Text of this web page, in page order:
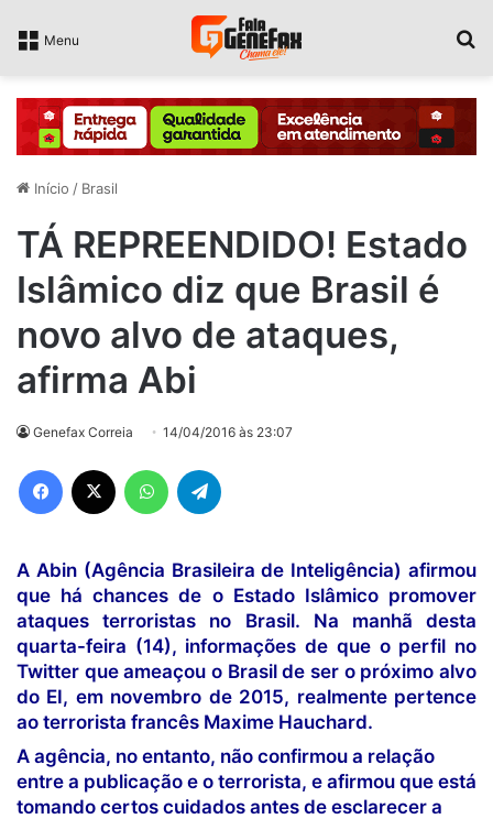
Menu
Início / Brasil
TÁ REPREENDIDO! Estado
Islâmico diz que Brasil é
novo alvo de ataques,
afirma Abi
Genefax Correia 14/04/2016 às 23:07
Facebook WhatsApp
A Abin (Agência Brasileira de Inteligência) afirmou
que há chances de o Estado Islâmico promover
ataques terroristas no Brasil. Na manhã desta
quarta-feira (14), informações de que o perfil no
Twitter que ameaçou o Brasil de ser o próximo alvo
do EI, em novembro de 2015, realmente pertence
ao terrorista francês Maxime Hauchard.
A agência, no entanto, não confirmou a relação
entre a publicação e o terrorista, e afirmou que está
tomando certos cuidados antes de esclarecer a